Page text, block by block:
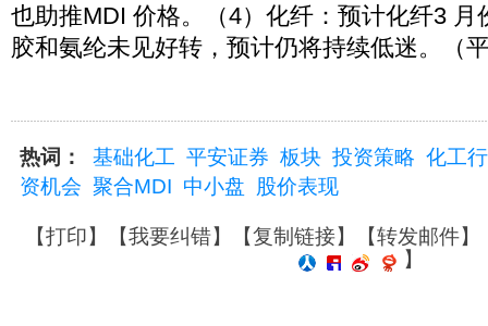
也助推MDI 价格。（4）化纤：预计化纤3 月
胶和氨纶未见好转，预计仍将持续低迷。（
热词： 基础化工 平安证券 板块 投资策略 化工
资机会 聚合MDI 中小盘 股价表现
【打印】【我要纠错】【复制链接】【转发邮件】
】